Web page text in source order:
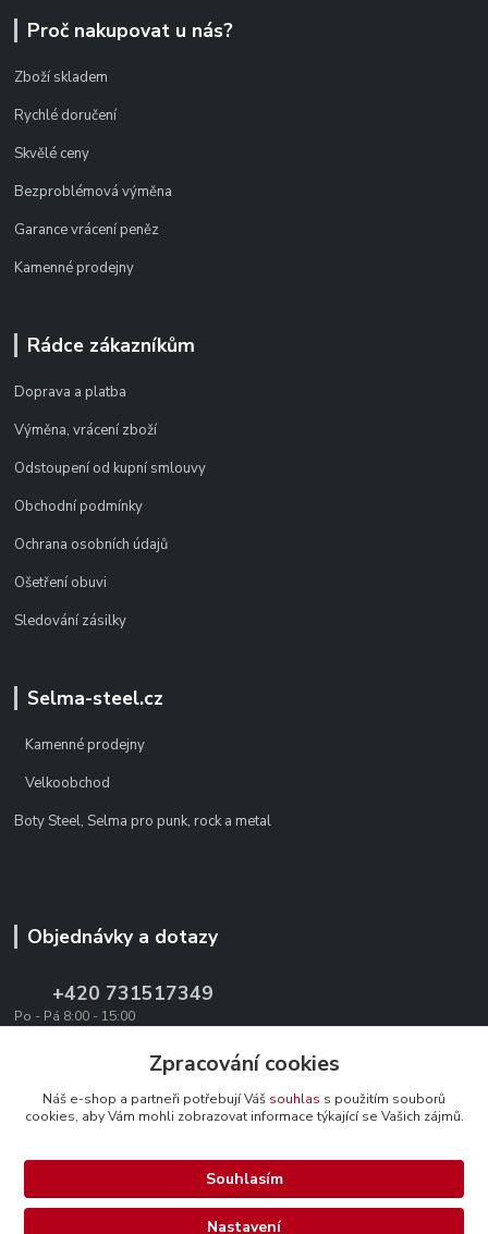
Proč nakupovat u nás?
Zboží skladem
Rychlé doručení
Skvělé ceny
Bezproblémová výměna
Garance vrácení peněz
Kamenné prodejny
Rádce zákazníkům
Doprava a platba
Výměna, vrácení zboží
Odstoupení od kupní smlouvy
Obchodní podmínky
Ochrana osobních údajů
Ošetření obuvi
Sledování zásilky
Selma-steel.cz
Kamenné prodejny
Velkoobchod
Boty Steel, Selma pro punk, rock a metal
Objednávky a dotazy
+420 731517349
Po - Pá 8:00 - 15:00
office@texevo.cz
Upravit sběr cookies.
Zpracování cookies
Náš e-shop a partneři potřebují Váš souhlas s použitím souborů
cookies, aby Vám mohli zobrazovat informace týkající se Vašich zájmů.
Nastavení
Souhlasím